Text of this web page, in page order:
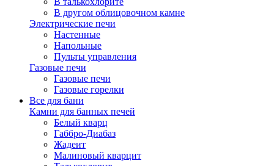
В другом облицовочном камне
Электрические печи
Настенные
Напольные
Пульты управления
Газовые печи
Газовые печи
Газовые горелки
Все для бани
Камни для банных печей
Белый кварц
Габбро-Диабаз
Жадеит
Малиновый кварцит